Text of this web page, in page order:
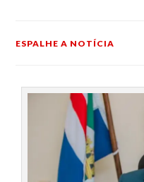
ESPALHE A NOTÍCIA